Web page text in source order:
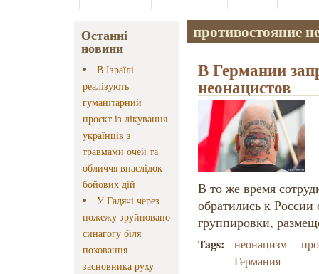
Останні
новини
В Ізраїлі
реалізують
гуманітарний
проєкт із лікування
українців з
травмами очей та
обличчя внаслідок
бойових дій
У Гадячі через
пожежу зруйновано
синагогу біля
поховання
засновника руху
противостояние
В Германии
неонацистов
В то же время
обратились к России
группировки,
Tags: неонацизм
Германия